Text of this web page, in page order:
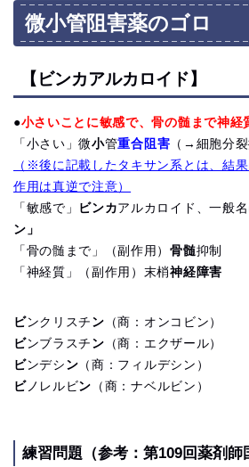
微小管阻害薬のゴロ
【ビンカアルカロイド】
●小さいことに敏感で、骨の髄まで神経
「小さい」微小管重合阻害 （→細胞分裂
（※後に記載したタキサン系とは、結
作用は真逆で注意）
「敏感で」
ビンカアルカロイド、一般
ン」
「骨の髄まで」（副作用）骨髄抑制
「神経質」（副作用）末梢神経障害
ビンクリスチ ン （商：オンコビン）
ビンブラスチ ン （商：エクザール）
ビンデシ ン （商：フィルデシン）
ビノレルビン （商：ナベルビン）
練習問題（参考：第109回薬剤